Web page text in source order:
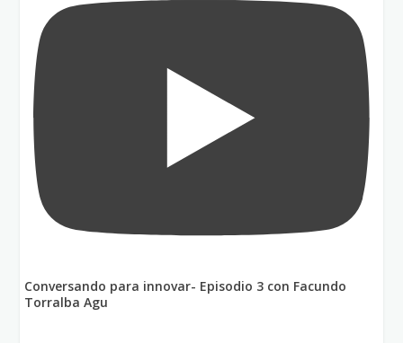
Conversando para innovar- Episodio 3 con Facundo
Torralba Agu